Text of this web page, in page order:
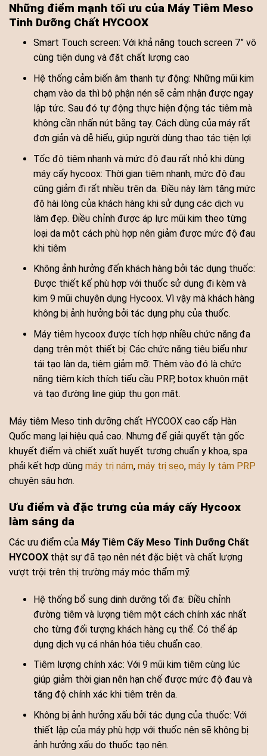
Những điểm mạnh tối ưu của Máy Tiêm Meso
Tinh Dưỡng Chất HYCOOX
Smart Touch screen: Với khả năng touch screen 7” vô
cùng tiện dụng và đặt chất lượng cao
Hệ thống cảm biến âm thanh tự động: Những mũi kim
chạm vào da thì bộ phận nén sẽ cảm nhận được ngay
lập tức. Sau đó tự động thực hiện động tác tiêm mà
không cần nhấn nút bằng tay. Cách dùng của máy rất
đơn giản và dễ hiểu, giúp người dùng thao tác tiện lợi
Tốc độ tiêm nhanh và mức độ đau rất nhỏ khi dùng
máy cấy hycoox: Thời gian tiêm nhanh, mức độ đau
cũng giảm đi rất nhiều trên da. Điều này làm tăng mức
độ hài lòng của khách hàng khi sử dụng các dịch vụ
làm đẹp. Điều chỉnh được áp lực mũi kim theo từng
loại da một cách phù hợp nên giảm được mức độ đau
khi tiêm
Không ảnh hưởng đến khách hàng bởi tác dụng thuốc:
Được thiết kế phù hợp với thuốc sử dụng đi kèm và
kim 9 mũi chuyên dụng Hycoox. Vì vậy mà khách hàng
không bị ảnh hưởng bởi tác dụng phụ của thuốc.
Máy tiêm hycoox được tích hợp nhiều chức năng đa
dạng trên một thiết bị: Các chức năng tiêu biểu như
tái tạo làn da, tiêm giảm mỡ. Thêm vào đó là chức
năng tiêm kích thích tiểu cầu PRP, botox khuôn mặt
và tạo đường line giúp thu gọn mặt.
Máy tiêm Meso tinh dưỡng chất HYCOOX cao cấp Hàn
Quốc mang lại hiệu quả cao. Nhưng để giải quyết tận gốc
khuyết điểm và chiết xuất huyết tương chuẩn y khoa, spa
phải kết hợp dùng máy trị nám, máy trị sẹo, máy ly tâm PRP
chuyên sâu hơn.
Ưu điểm và đặc trưng của máy cấy Hycoox
làm sáng da
Các ưu điểm của Máy Tiêm Cấy Meso Tinh Dưỡng Chất
HYCOOX thật sự đã tạo nên nét đặc biệt và chất lượng
vượt trội trên thị trường máy móc thẩm mỹ.
Hệ thống bổ sung dinh dưỡng tối đa: Điều chỉnh
đường tiêm và lượng tiêm một cách chính xác nhất
cho từng đối tượng khách hàng cụ thể. Có thể áp
dụng dịch vụ cá nhân hóa tiêu chuẩn cao.
Tiêm lượng chính xác: Với 9 mũi kim tiêm cùng lúc
giúp giảm thời gian nên hạn chế được mức độ đau và
tăng độ chính xác khi tiêm trên da.
Không bị ảnh hưởng xấu bởi tác dụng của thuốc: Với
thiết lập của máy phù hợp với thuốc nên sẽ không bị
ảnh hưởng xấu do thuốc tạo nên.